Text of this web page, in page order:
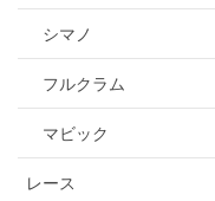
シマノ
フルクラム
マビック
レース